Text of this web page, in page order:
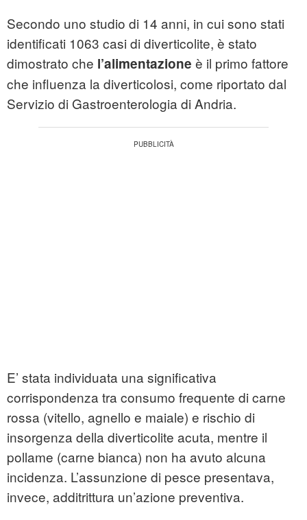
Secondo uno studio di 14 anni, in cui sono stati
identificati 1063 casi di diverticolite, è stato
dimostrato che l’alimentazione è il primo fattore
che influenza la diverticolosi, come riportato dal
Servizio di Gastroenterologia di Andria.
E’ stata individuata una significativa
corrispondenza tra consumo frequente di carne
rossa (vitello, agnello e maiale) e rischio di
insorgenza della diverticolite acuta, mentre il
pollame (carne bianca) non ha avuto alcuna
incidenza. L’assunzione di pesce presentava,
invece, additrittura un’azione preventiva.